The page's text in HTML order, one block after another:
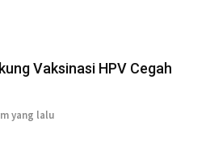
Vaksinasi HPV Cegah
yang lalu